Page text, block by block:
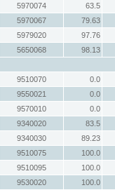
5970074
63.5
5970067
79.63
5979020
97.76
5650068
98.13
9510070
0.0
9550021
0.0
9570010
0.0
9340020
83.5
9340030
89.23
9510075
100.0
9510095
100.0
9530020 100.0